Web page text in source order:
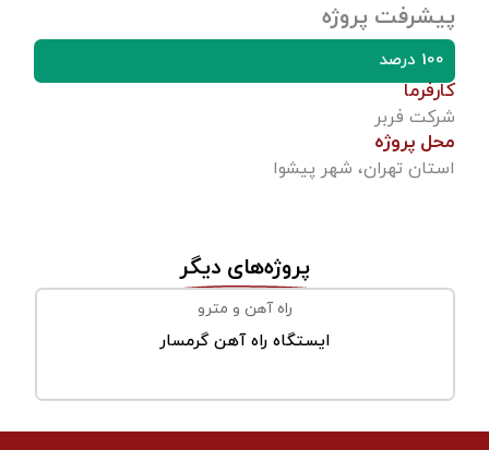
پیشرفت پروژه
100 درصد
کارفرما
شرکت فربر
محل پروژه
استان تهران، شهر پیشوا
پروژه‌های دیگر
راه آهن و مترو
ایستگاه راه آهن گرمسار